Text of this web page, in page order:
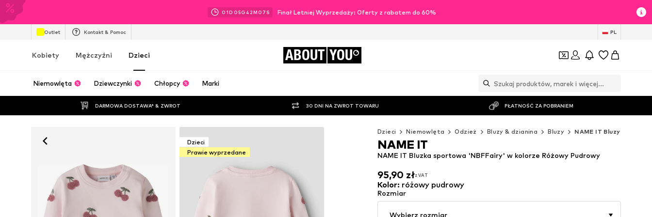
01D 05G 42M 05 S Finał Letniej Wyprzedaży: Oferty z rabatem do 60%
Outlet Kontakt & Pomoc PL
Kobiety Mężczyźni Dzieci ABOUT YOU
Niemowlęta Dziewczynki Chłopcy Marki
DARMOWA DOSTAWA* & ZWROT 30 DNI NA ZWROT TOWARU PŁATNOŚĆ ZA POBRANIEM
Dzieci
Prawie wyprzedane
Dzieci Niemowlęta Odzież Bluzy & dzianina Bluzy NAME IT Bluzy
95,90 złz VAT
95,90 złz VAT
NAME IT Bluzka sportowa 'NBFFairy' w kolorze Różowy Pudrowy
NAME IT
Kolor: różowy pudrowy
Rozmiar
Wybierz rozmiar